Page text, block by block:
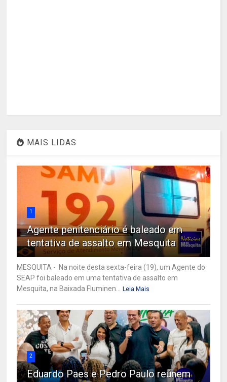
MAIS LIDAS
1
Agente penitenciário é baleado em
tentativa de assalto em Mesquita
MESQUITA - Na noite desta sexta-feira (19), um Agente do
SEAP foi baleado em uma tentativa de assalto em
Mesquita, na Baixada Fluminen...
Leia Mais
2
Eduardo Paes e Pedro Paulo reúnem